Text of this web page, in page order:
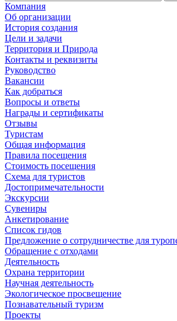
Компания
Об организации
История создания
Цели и задачи
Территория и Природа
Контакты и реквизиты
Руководство
Вакансии
Как добраться
Вопросы и ответы
Награды и сертификаты
Отзывы
Туристам
Общая информация
Правила посещения
Стоимость посещения
Схема для туристов
Достопримечательности
Экскурсии
Сувениры
Анкетирование
Список гидов
Предложение о сотрудничестве для
Обращение с отходами
Деятельность
Охрана территории
Научная деятельность
Экологическое просвещение
Познавательный туризм
Проекты